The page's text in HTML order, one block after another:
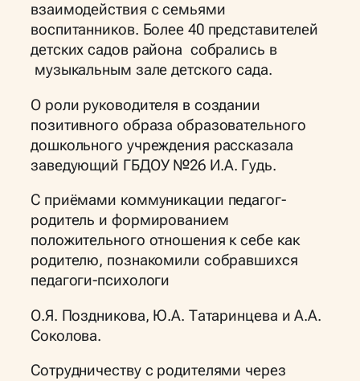
взаимодействия с семьями
воспитанников. Более 40 представителей
детских садов района собрались в
музыкальным зале детского сада.
О роли руководителя в создании
позитивного образа образовательного
дошкольного учреждения рассказала
заведующий ГБДОУ №26 И.А. Гудь.
С приёмами коммуникации педагог-
родитель и формированием
положительного отношения к себе как
родителю, познакомили собравшихся
педагоги-психологи
О.Я. Поздникова, Ю.А. Татаринцева и А.А.
Соколова.
Сотрудничеству с родителями через